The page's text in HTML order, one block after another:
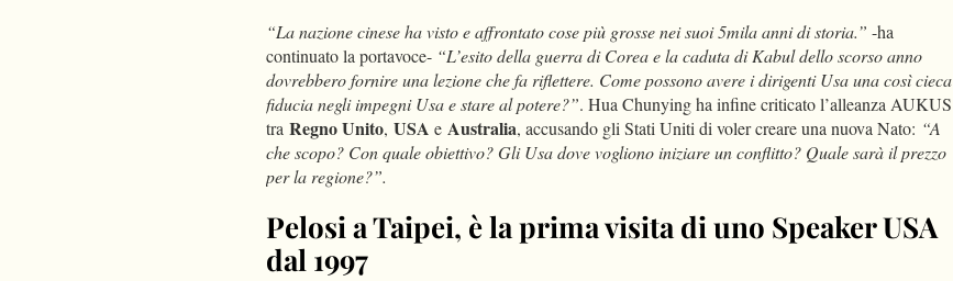
“La nazione cinese ha visto e affrontato cose più grosse nei suoi 5mila anni di storia.” -ha
continuato la portavoce- “L’esito della guerra di Corea e la caduta di Kabul dello scorso anno
dovrebbero fornire una lezione che fa riflettere. Come possono avere i dirigenti Usa una così cieca
fiducia negli impegni Usa e stare al potere?”. Hua Chunying ha infine criticato l’alleanza AUKUS
tra Regno Unito, USA e Australia, accusando gli Stati Uniti di voler creare una nuova Nato: “A
che scopo? Con quale obiettivo? Gli Usa dove vogliono iniziare un conflitto? Quale sarà il prezzo
per la regione?”.
Pelosi a Taipei, è la prima visita di uno Speaker USA
dal 1997